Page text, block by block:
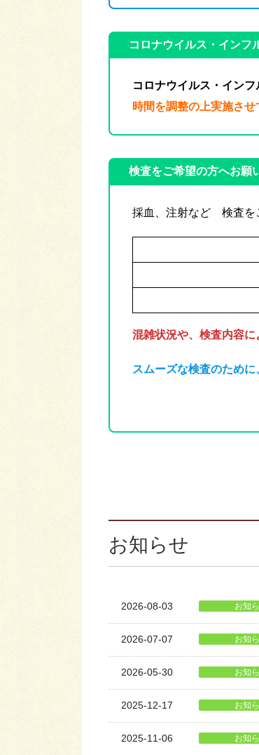
コロナウイルス・インフ
コロナウイルス・インフ
時間を調整の上実施させ
検査をご希望の方へお願
採血、注射など 検査を
混雑状況や、検査内容に
スムーズな検査のため
お知らせ
2026-08-03 お知
2026-07-07 お知
2026-05-30 お知
2025-12-17 お知
2025-11-06 お知